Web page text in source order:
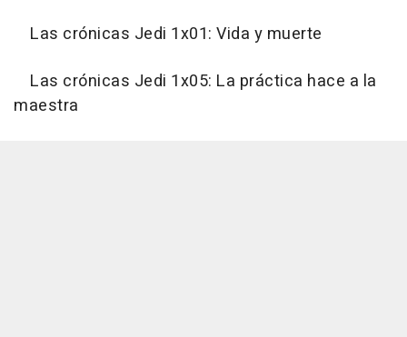
Las crónicas Jedi 1x01: Vida y muerte
Las crónicas Jedi 1x05: La práctica hace a la
maestra